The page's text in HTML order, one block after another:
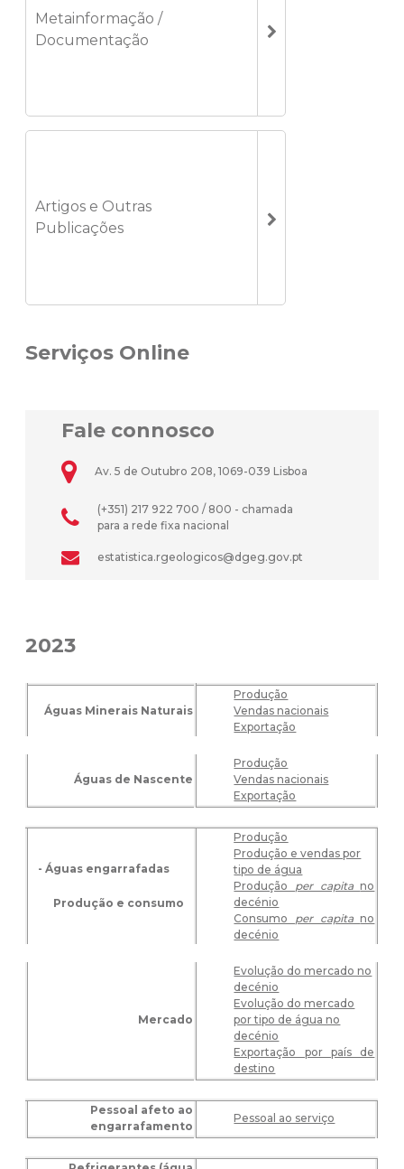
Metainformação /
Documentação
Artigos e Outras
Publicações
Serviços Online
Fale connosco
Av. 5 de Outubro 208, 1069-039 Lisboa
(+351) 217 922 700 / 800 - chamada
para a rede fixa nacional
estatistica.rgeologicos@dgeg.gov.pt
2023
Águas Minerais Naturais
Produção
Vendas nacionais
Exportação
Águas de Nascente
Produção
Vendas nacionais
Exportação
- Águas engarrafadas
Produção e consumo
Produção
Produção e vendas por
tipo de água
Produção per capitano
decénio
Consumo per capitano
decénio
Mercado
Evolução do mercado no
decénio
Evolução do mercado
por tipo de água no
decénio
Exportação por país de
destino
Pessoal afeto ao
engarrafamento
Pessoal ao serviço